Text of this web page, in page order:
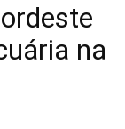
na